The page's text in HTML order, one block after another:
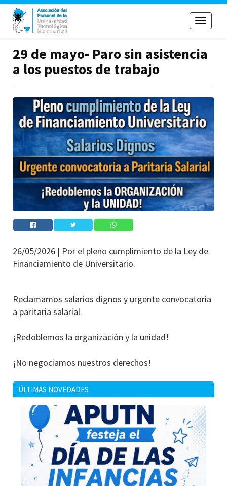
Toggle
29 de mayo- Paro sin asistencia
a los puestos de trabajo
26/05/2026 | Por el pleno cumplimiento de la Ley de
Financiamiento de Universitario.
Reclamamos salarios dignos y urgente convocatoria
a paritaria salarial.
¡Redoblemos la organización y la unidad!
¡No negociamos nuestros derechos!
ÚLTIMAS NOVEDADES